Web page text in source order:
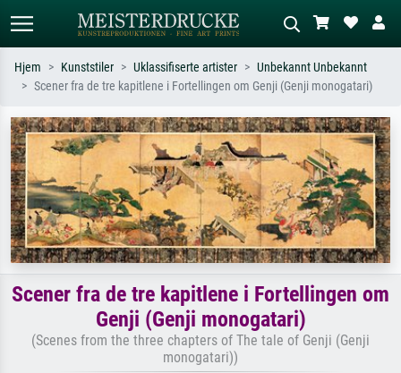
Søk etter kunstner, tittel eller stil – for
eksempel Monet, Stjernenatt,
impresjonisme, Hokusai-bølgen, akt.
Beskriv scenen – for eksempel grønn
eng, abstrakt med mye rødt, mørkt
oljemaleri, stående akt ved et tre.
Hjem Kunststiler Uklassifiserte artister
Unbekannt Unbekannt
Scener fra de tre kapitlene i Fortellingen om Genji (Genji monogatari)
Scener fra de tre kapitlene i Fortellingen om
Genji (Genji monogatari)
(Scenes from the three chapters of The tale of Genji (Genji
monogatari))